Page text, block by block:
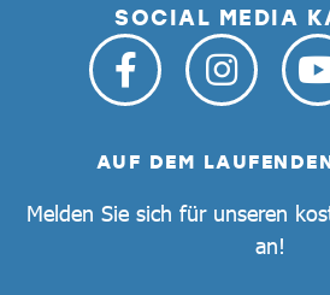
SOCIAL MEDIA
AUF DEM
Melden Sie sich für unseren
an!